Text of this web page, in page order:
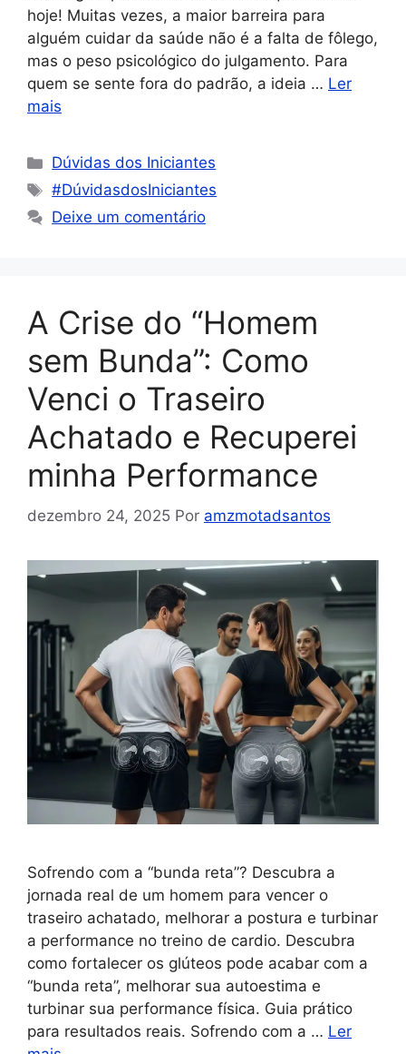
hoje! Muitas vezes, a maior barreira para
alguém cuidar da saúde não é a falta de fôlego,
mas o peso psicológico do julgamento. Para
quem se sente fora do padrão, a ideia … Ler
mais
Dúvidas dos Iniciantes
#DúvidasdosIniciantes
Deixe um comentário
A Crise do “Homem
sem Bunda”: Como
Venci o Traseiro
Achatado e Recuperei
minha Performance
dezembro 24, 2025 Por amzmotadsantos
Sofrendo com a “bunda reta”? Descubra a
jornada real de um homem para vencer o
traseiro achatado, melhorar a postura e turbinar
a performance no treino de cardio. Descubra
como fortalecer os glúteos pode acabar com a
“bunda reta”, melhorar sua autoestima e
turbinar sua performance física. Guia prático
para resultados reais. Sofrendo com a … Ler